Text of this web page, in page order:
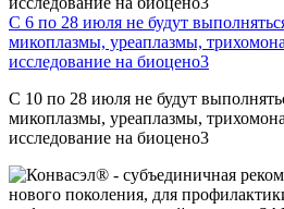
С 6 по 28 июля не будут
микоплазмы, уреаплазмы,
исследование на биоцено3
С 10 по 28 июля не будут
микоплазмы, уреаплазмы,
исследование на биоцено3